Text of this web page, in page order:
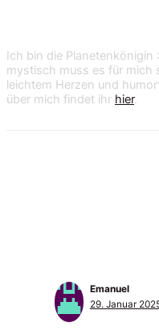
Ich bin die Planetenkönigin
mystisch muss es für mich
leichtem Herzen und
über mich findet ihr hier.
Emanuel
29. Januar